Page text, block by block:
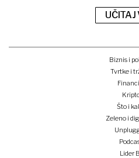
UČITAJ
Biznis i
Tvrtke i
Što i
Zeleno i
Lider